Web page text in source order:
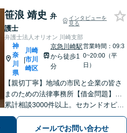
笹浪 靖史 弁
護士
インタビューを
見る
弁護士法人オリオン 川崎支部
神
奈
川
県
|
川崎
市川
崎区
京急川崎駅
から徒歩1
分
営業時間：09:3
0~20:00（平
日）
【親切丁寧】地域の市民と企業の皆さ
まのための法律事務所【借金問題】…
累計相談3000件以上。セカンドオピニ
オンもお任せ！【交通事故】…示談金
額の無料診断サービスあり！ご相談は
メールでお問い合わせ